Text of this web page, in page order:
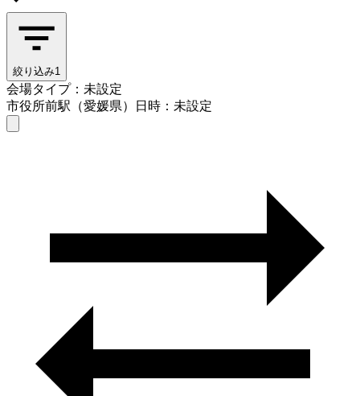
絞り込み1
会場タイプ：未設定
市役所前駅（愛媛県）
日時：未設定